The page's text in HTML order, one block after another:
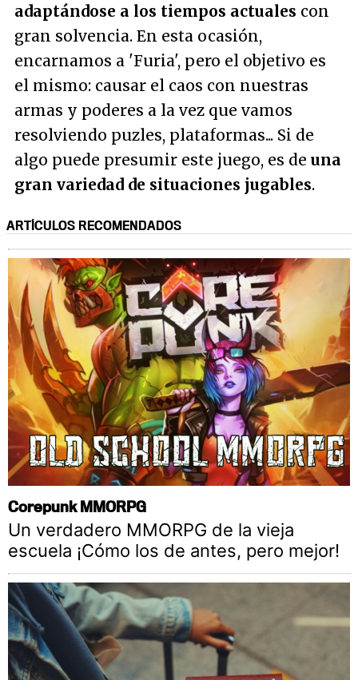
adaptándose a los tiempos actuales con
gran solvencia. En esta ocasión,
encarnamos a 'Furia', pero el objetivo es
el mismo: causar el caos con nuestras
armas y poderes a la vez que vamos
resolviendo puzles, plataformas... Si de
algo puede presumir este juego, es de una
gran variedad de situaciones jugables.
ARTÍCULOS RECOMENDADOS
Corepunk MMORPG
Un verdadero MMORPG de la vieja
escuela ¡Cómo los de antes, pero mejor!